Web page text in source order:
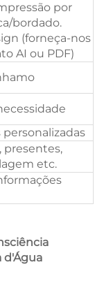
por
bordado.
(forneça-nos
AI ou PDF)
presentes,
etc.
d'Água